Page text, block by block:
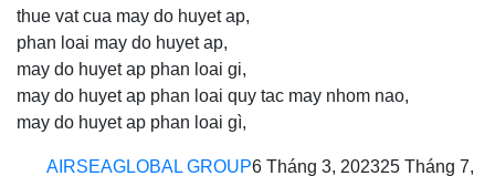
thue vat cua may do huyet ap,
phan loai may do huyet ap,
may do huyet ap phan loai gi,
may do huyet ap phan loai quy tac may nhom nao,
may do huyet ap phan loai gì,
AIRSEAGLOBAL GROUP6 Tháng 3, 202325 Tháng 7,